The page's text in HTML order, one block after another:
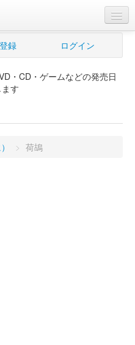
録 ログイン
・CD・ゲームなどの発売日
す
> 荷鴣